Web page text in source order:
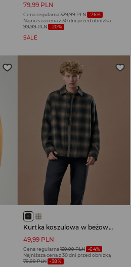
79,99 PLN
Cena regularna329,99 PLN -76%
Najniższa cena z 30 dni przed obniżką
99,99 PLN -20%
SALE
Kurtka koszulowa w beżowo-brązową kratę
49,99 PLN
Cena regularna139,99 PLN -64%
Najniższa cena z 30 dni przed obniżką
79,99 PLN -38%